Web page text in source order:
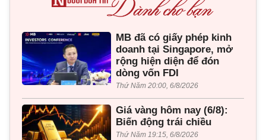
MB đã có giấy phép kinh
doanh tại Singapore, mở
rộng hiện diện để đón
dòng vốn FDI
Thứ Năm 20:00, 6/8/2026
Giá vàng hôm nay (6/8):
Biến động trái chiều
Thứ Năm 19:15, 6/8/2026